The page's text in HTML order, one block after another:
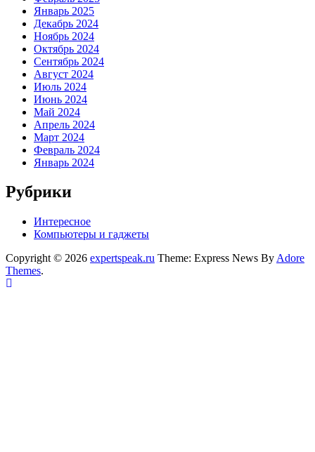
Январь 2025
Декабрь 2024
Ноябрь 2024
Октябрь 2024
Сентябрь 2024
Август 2024
Июль 2024
Июнь 2024
Май 2024
Апрель 2024
Март 2024
Февраль 2024
Январь 2024
Рубрики
Интересное
Компьютеры и гаджеты
Copyright © 2026 expertspeak.ru Theme: Express News By Adore
Themes.